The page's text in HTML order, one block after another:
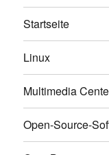
Startseite
Linux
Multimedia
Open-Source-